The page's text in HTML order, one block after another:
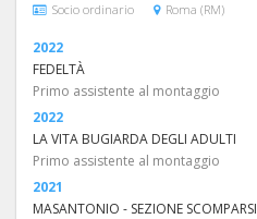
Socio ordinario Roma (RM)
2022
FEDELTÀ
Primo assistente al montaggio
2022
LA VITA BUGIARDA DEGLI ADULTI
Primo assistente al montaggio
2021
MASANTONIO - SEZIONE SCOMPARSI